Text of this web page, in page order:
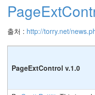
출처 : http://torry.net/
PageExtControl v.1.0
움
(복
분
자
주)
Cloud